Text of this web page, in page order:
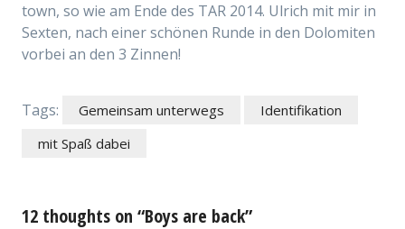
town, so wie am Ende des TAR 2014. Ulrich mit mir in
Sexten, nach einer schönen Runde in den Dolomiten
vorbei an den 3 Zinnen!
Tags: Gemeinsam unterwegs
Identifikation
mit Spaß dabei
12 thoughts on “Boys are back”